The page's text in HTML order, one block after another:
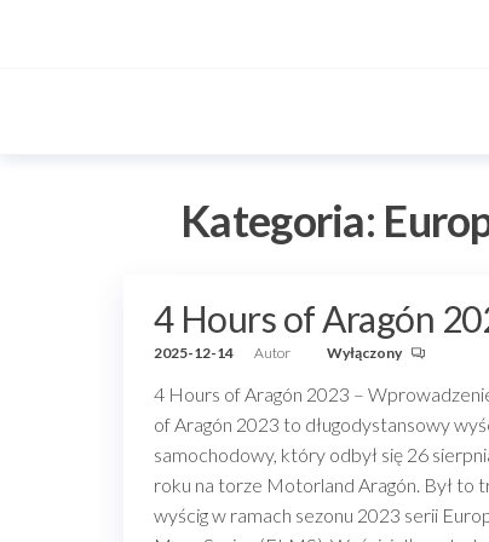
Kategoria:
4 Hours of Aragón
2025-12-14 Autor Wyłączony
4 Hours of Aragón 2023 –
of Aragón 2023 to długodystansowy
samochodowy, który odbył się 26
roku na torze Motorland Aragón. Był to
wyścig w ramach sezonu 2023 serii